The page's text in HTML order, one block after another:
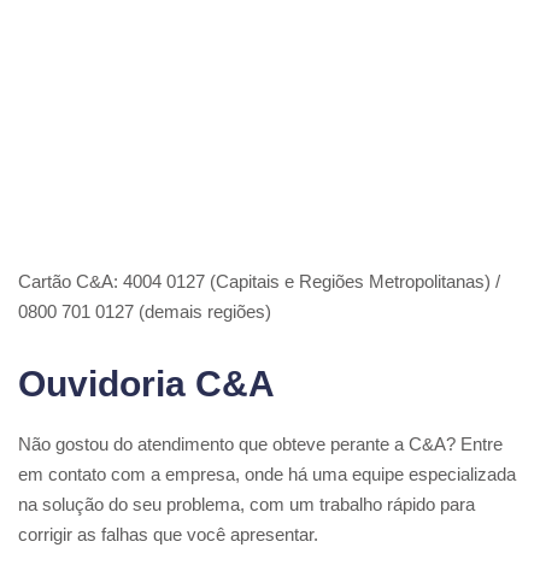
Cartão C&A: 4004 0127 (Capitais e Regiões Metropolitanas) /
0800 701 0127 (demais regiões)
Ouvidoria C&A
Não gostou do atendimento que obteve perante a C&A? Entre
em contato com a empresa, onde há uma equipe especializada
na solução do seu problema, com um trabalho rápido para
corrigir as falhas que você apresentar.